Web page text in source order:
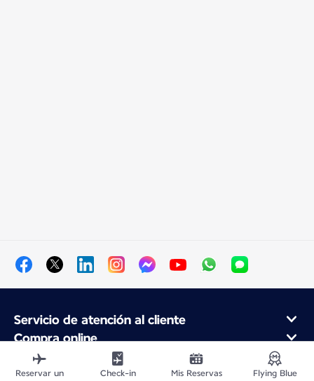
Servicio de atención al cliente
Compra online
Programa de fidelidad y socios
Acerca de Air France
Reservar un Check-in Mis Reservas Flying Blue